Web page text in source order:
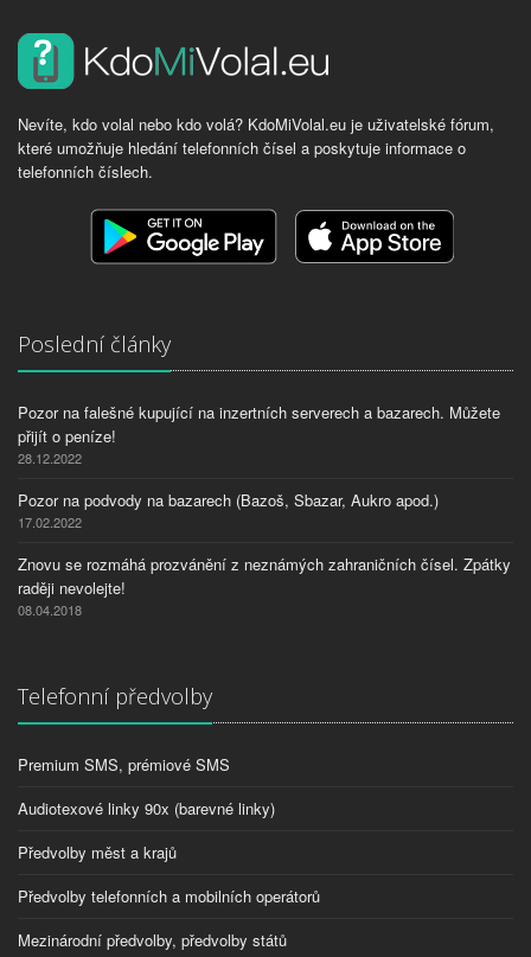
Nevíte, kdo volal nebo kdo volá? KdoMiVolal.eu je uživatelské fórum,
které umožňuje hledání telefonních čísel a poskytuje informace o
telefonních číslech.
Poslední články
Pozor na falešné kupující na inzertních serverech a bazarech. Můžete
přijít o peníze!
28.12.2022
Pozor na podvody na bazarech (Bazoš, Sbazar, Aukro apod.)
17.02.2022
Znovu se rozmáhá prozvánění z neznámých zahraničních čísel. Zpátky
raději nevolejte!
08.04.2018
Telefonní předvolby
Premium SMS, prémiové SMS
Audiotexové linky 90x (barevné linky)
Předvolby měst a krajů
Předvolby telefonních a mobilních operátorů
Mezinárodní předvolby, předvolby států